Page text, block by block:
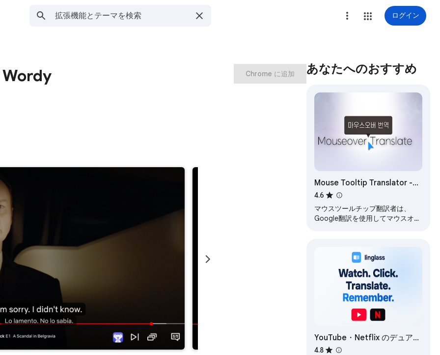
ログイン
Chrome に追加 あなたへのおすすめ
Mouse Tooltip Translator -
PDF & Netflix Youtube dual
subs
4.6
マウスツールチップ翻訳者は、
Google翻訳を使用してマウスオー
YouTube・Netflix のデュアル
字幕 — Linglass
4.8